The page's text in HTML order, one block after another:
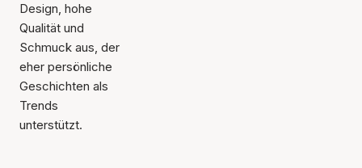
Design, hohe
Qualität und
Schmuck aus, der
eher persönliche
Geschichten als
Trends
unterstützt.